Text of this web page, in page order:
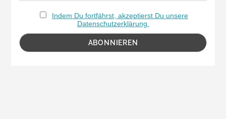
Indem Du fortfährst, akzeptierst Du unsere
Datenschutzerklärung.